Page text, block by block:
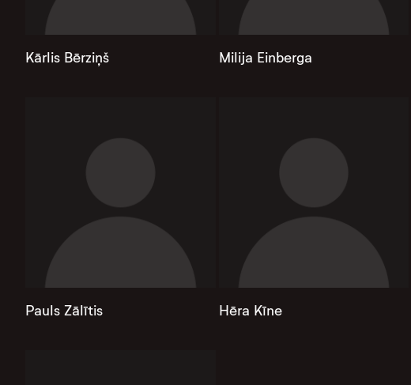
Kārlis Bērziņš Milija Einberga
Pauls Zālītis Hēra Kīne